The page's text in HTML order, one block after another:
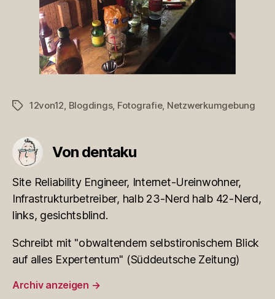
Schlagwörter
12von12, Blogdings, Fotografie, Netzwerkumgebung
Von dentaku
Site Reliability Engineer, Internet-Ureinwohner,
Infrastrukturbetreiber, halb 23-Nerd halb 42-Nerd,
links, gesichtsblind.
Schreibt mit "obwaltendem selbstironischem Blick
auf alles Expertentum" (Süddeutsche Zeitung)
Archiv anzeigen →